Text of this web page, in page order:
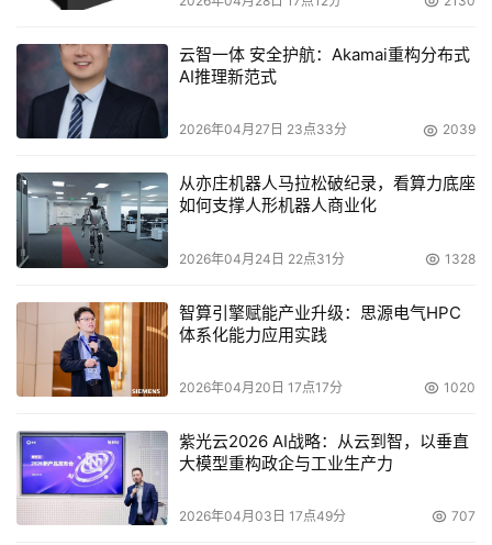
的业务定制功能，以适应企业发展的需要。虽然很多协同软
件都提供了简单的表单定制功能，能够满足企业定制一些简
单的功能，但是当企业需要增加一些复杂的功能时，就需要
通过协同软件厂商二次开发实现，既会增加企业的IT投入成
本，而且软件厂商二次开发的周期相对比较长。相比较而
地位，该产品既有简单业务的快速定制功能，还提供一个二
次开发工具，只要用户懂计算机编程知识，就可以在短时间
内定制更为复杂的业务功能。
相信在不久的将来，每个企业都能轻松挑选合适的协同软
件，帮助企业更灵活、更正确的快速反应，在竞争激烈的市
场大环境中创造出更好的成绩!
本文来源于DOIT传媒，文章内容仅供参考，不构成投资建议。
云智一体 安全护航：Akamai重构分布式
AI推理新范式
2026年04月27日 23点33分 2039
从亦庄机器人马拉松破纪录，看算力底座
如何支撑人形机器人商业化
2026年04月24日 22点31分 1328
智算引擎赋能产业升级：思源电气HPC
体系化能力应用实践
2026年04月20日 17点17分 1020
紫光云2026 AI战略：从云到智，以垂直
大模型重构政企与工业生产力
2026年04月03日 17点49分 707